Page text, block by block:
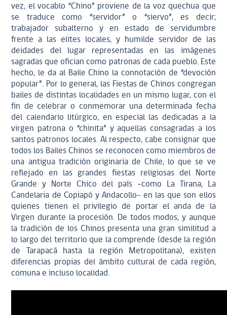
vez, el vocablo “Chino” proviene de la voz quechua que
se traduce como “servidor” o “siervo”, es decir;
trabajador subalterno y en estado de servidumbre
frente a las elites locales, y humilde servidor de las
deidades del lugar representadas en las imágenes
sagradas que ofician como patronas de cada pueblo. Este
hecho, le da al Baile Chino la connotación de “devoción
popular”. Por lo general, las Fiestas de Chinos congregan
bailes de distintas localidades en un mismo lugar, con el
fin de celebrar o conmemorar una determinada fecha
del calendario litúrgico, en especial las dedicadas a la
virgen patrona o “chinita” y aquellas consagradas a los
santos patronos locales. Al respecto, cabe consignar que
todos los Bailes Chinos se reconocen como miembros de
una antigua tradición originaria de Chile, lo que se ve
reflejado en las grandes fiestas religiosas del Norte
Grande y Norte Chico del país –como La Tirana, La
Candelaria de Copiapó y Andacollo– en las que son ellos
quienes tienen el privilegio de portar el anda de la
Virgen durante la procesión. De todos modos, y aunque
la tradición de los Chinos presenta una gran similitud a
lo largo del territorio que la comprende (desde la región
de Tarapacá hasta la región Metropolitana), existen
diferencias propias del ámbito cultural de cada región,
comuna e incluso localidad.